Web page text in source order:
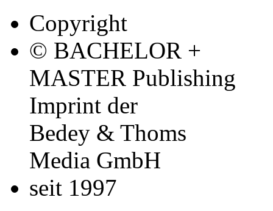
Copyright
© BACHELOR +
MASTER Publishing
Imprint der
Bedey & Thoms
Media GmbH
seit 1997